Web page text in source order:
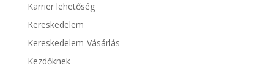
Karrier lehetőség
Kereskedelem
Kereskedelem-Vásárlás
Kezdőknek